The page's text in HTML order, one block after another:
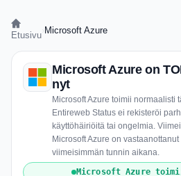
Etusivu Microsoft Azure
Microsoft Azure on
nyt
Microsoft Azure toimii normaalisti
Entireweb Status ei rekisteröi
käyttöhäiriöitä tai ongelmia.
Microsoft Azure on
viimeisimmän tunnin aikana.
Microsoft Azure